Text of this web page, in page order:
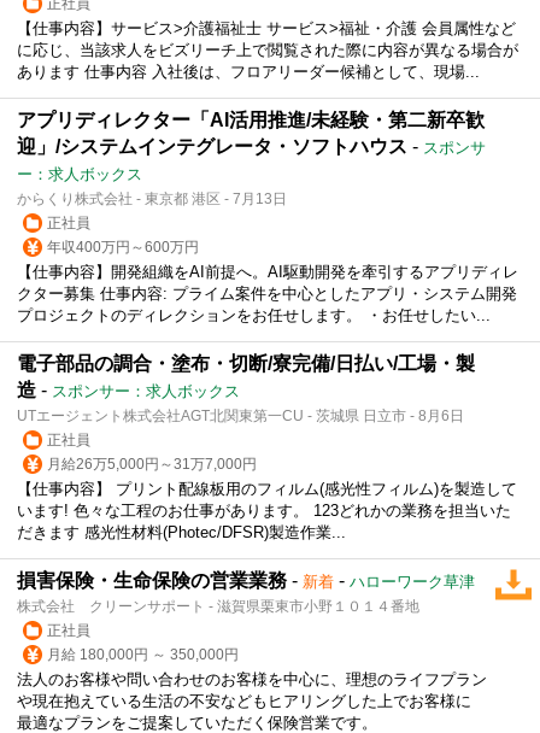
正社員
【仕事内容】サービス>介護福祉士 サービス>福祉・介護 会員属性など
に応じ、当該求人をビズリーチ上で閲覧された際に内容が異なる場合が
あります 仕事内容 入社後は、フロアリーダー候補として、現場...
アプリディレクター「AI活用推進/未経験・第二新卒歓
迎」/システムインテグレータ・ソフトハウス - スポンサ
ー：求人ボックス
からくり株式会社 - 東京都 港区 - 7月13日
正社員
年収400万円～600万円
【仕事内容】開発組織をAI前提へ。AI駆動開発を牽引するアプリディレ
クター募集 仕事内容: プライム案件を中心としたアプリ・システム開発
プロジェクトのディレクションをお任せします。 ・お任せしたい...
電子部品の調合・塗布・切断/寮完備/日払い/工場・製
造 - スポンサー：求人ボックス
UTエージェント株式会社AGT北関東第一CU - 茨城県 日立市 - 8月6日
正社員
月給26万5,000円～31万7,000円
【仕事内容】 プリント配線板用のフィルム(感光性フィルム)を製造して
います! 色々な工程のお仕事があります。 123どれかの業務を担当いた
だきます 感光性材料(Photec/DFSR)製造作業...
損害保険・生命保険の営業業務 - 新着 - ハローワーク草津
株式会社 クリーンサポート - 滋賀県栗東市小野１０１４番地
正社員
月給 180,000円 ～ 350,000円
法人のお客様や問い合わせのお客様を中心に、理想のライフプラン
や現在抱えている生活の不安などもヒアリングした上でお客様に
最適なプランをご提案していただく保険営業です。